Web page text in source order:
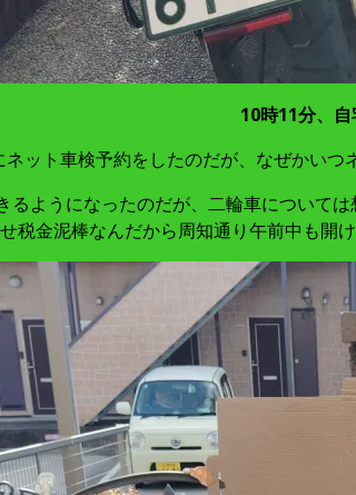
10時11分、
ネット車検予約をしたのだが、なぜかい
るようになったのだが、二輪車について
税金泥棒なんだから周知通り午前中も開